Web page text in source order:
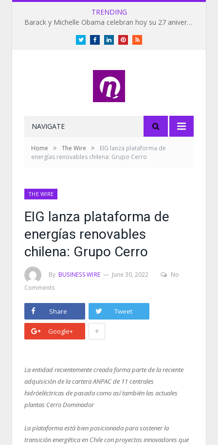
TRENDING
Barack y Michelle Obama celebran hoy su 27 aniversario de bodas
TwitterFacebookLinkedInPinterestRSS
NAVIGATE
Home » The Wire »
EIG lanza plataforma de
energías renovables chilena: Grupo Cerro
THE WIRE
EIG lanza plataforma de
energías renovables
chilena: Grupo Cerro
By BUSINESS WIRE June 30, 2022
No
Comments
Share Tweet
Google+ +
La entidad recientemente creada forma parte de la reciente
adquisición de la cartera ANPAC de 11 centrales
hidróeléctricas de pasada como así también las actuales
plantas Cerro Dominador
La plataforma está bien posicionada para sostener la
transición energética en Chile con proyectos innovadores que